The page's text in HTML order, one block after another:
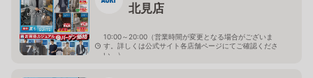
7枚
北見店
10:00～20:00（営業時間が変更となる場合がございま
す。詳しくは公式サイト各店舗ページにてご確認くださ
い。）